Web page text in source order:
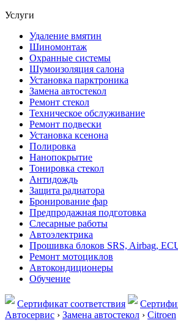
Услуги
Удаление вмятин
Шиномонтаж
Охранные системы
Шумоизоляция салона
Установка парктроника
Замена автостекол
Ремонт стекол
Техническое обслуживание
Ремонт подвески
Установка ксенона
Полировка
Нанопокрытие
Тонировка стекол
Антидождь
Защита радиатора
Бронирование фар
Предпродажная подготовка
Слесарные работы
Автоэлектрика
Прошивка блоков SRS, Airbag,
Ремонт мотоциклов
Автокондиционеры
Обучение
Сертификат соответствия
Автосервис › Замена автостекол › Citroen